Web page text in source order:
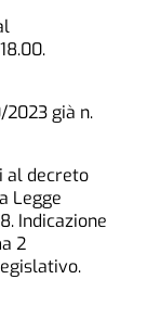
2023 già n.
al decreto
Legge
Indicazione
2